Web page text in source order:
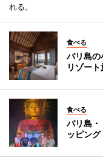
れる。
食べる
バリ島の
リゾー
食べる
バリ島・
ッピング